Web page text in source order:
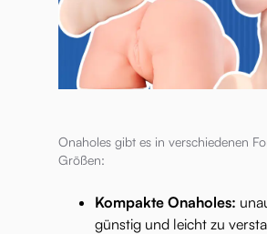
Onaholes gibt es in verschiedenen
Größen:
Kompakte Onaholes:
günstig und leicht zu